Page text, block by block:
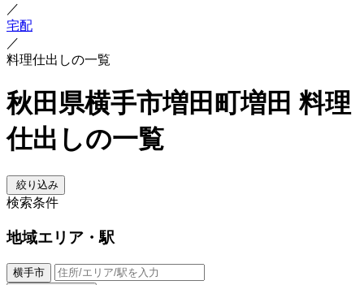
／
宅配
／
料理仕出しの一覧
秋田県横手市増田町増田 料理
仕出しの一覧
絞り込み
検索条件
地域エリア・駅
横手市